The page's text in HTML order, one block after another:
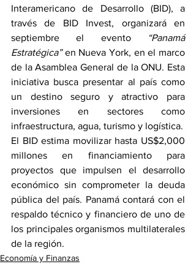
Interamericano de Desarrollo (BID), a
través de BID Invest, organizará en
septiembre el evento
“Panamá
Estratégica” en Nueva York, en el marco
de la Asamblea General de la ONU. Esta
iniciativa busca presentar al país como
un destino seguro y atractivo para
inversiones en sectores como
infraestructura, agua, turismo y logística.
El BID estima movilizar hasta US$2,000
millones en financiamiento para
proyectos que impulsen el desarrollo
económico sin comprometer la deuda
pública del país. Panamá contará con el
respaldo técnico y financiero de uno de
los principales organismos multilaterales
de la región.
Economía y Finanzas